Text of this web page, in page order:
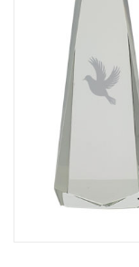
Relatiegeschenken